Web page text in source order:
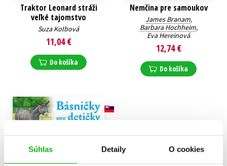
Súhlas Detaily O cookies
Traktor Leonard stráži
veľké tajomstvo
Suza Kolbová
11,04 €
Do košíka
Nemčina pre samoukov
James Branam,
Barbara Hochheim,
Eva Hereinová
12,74 €
Do košíka